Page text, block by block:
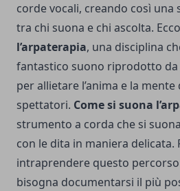
corde vocali, creando così
tra chi suona e chi ascolta.
l’arpaterapia, una disciplina
fantastico suono riprodotto
per allietare l’anima e la
spettatori. Come si suona
strumento a corda che si
con le dita in maniera delicata.
intraprendere questo
bisogna documentarsi il più